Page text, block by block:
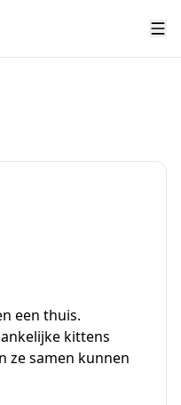
een thuis.
kittens
ze samen kunnen